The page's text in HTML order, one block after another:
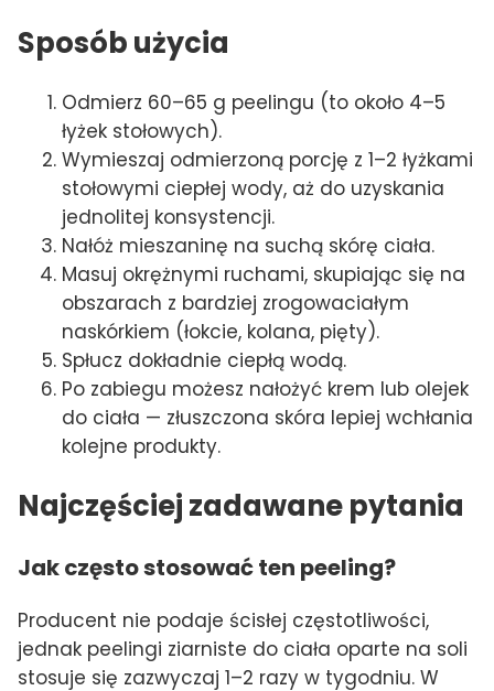
Sposób użycia
Odmierz 60–65 g peelingu (to około 4–5
łyżek stołowych).
Wymieszaj odmierzoną porcję z 1–2 łyżkami
stołowymi ciepłej wody, aż do uzyskania
jednolitej konsystencji.
Nałóż mieszaninę na suchą skórę ciała.
Masuj okrężnymi ruchami, skupiając się na
obszarach z bardziej zrogowaciałym
naskórkiem (łokcie, kolana, pięty).
Spłucz dokładnie ciepłą wodą.
Po zabiegu możesz nałożyć krem lub olejek
do ciała — złuszczona skóra lepiej wchłania
kolejne produkty.
Najczęściej zadawane pytania
Jak często stosować ten peeling?
Producent nie podaje ścisłej częstotliwości,
jednak peelingi ziarniste do ciała oparte na soli
stosuje się zazwyczaj 1–2 razy w tygodniu. W